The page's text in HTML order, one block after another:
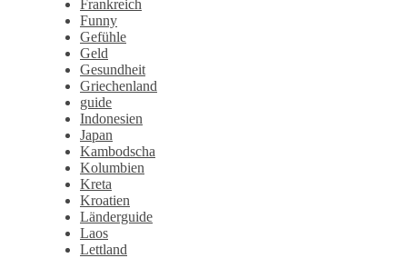
Frankreich
Funny
Gefühle
Geld
Gesundheit
Griechenland
guide
Indonesien
Japan
Kambodscha
Kolumbien
Kreta
Kroatien
Länderguide
Laos
Lettland